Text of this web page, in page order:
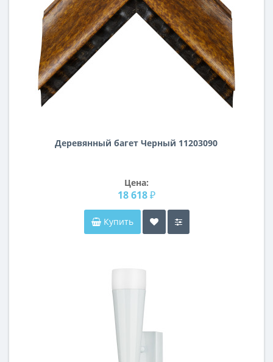
Деревянный багет Черный 11203090
Цена:
18 618 ₽
Купить